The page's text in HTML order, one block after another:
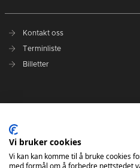
Kontakt oss
Terminliste
Billetter
Ansvarlig redaktør: Tore Solberg
Vi bruker cookies
Vi kan kan komme til å bruke cookies
med formål om å forbedre nettstedet